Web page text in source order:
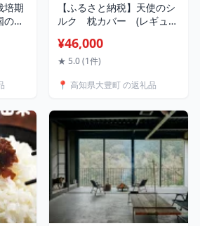
培期
ど
袋
離
【ふるさと納税】天使のシ
ルク 枕カバー (レギュラ
北海道・沖縄県】
【1532107】
¥46,000
★ 5.0 (1件)
📍 高知県大豊町 の返礼品